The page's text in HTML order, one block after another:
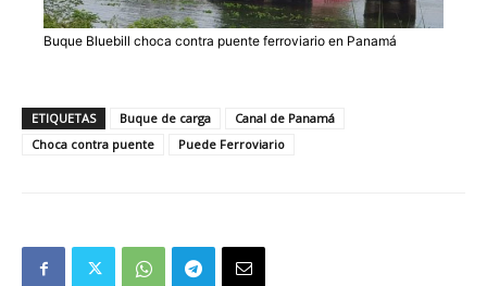
Buque Bluebill choca contra puente ferroviario en Panamá
ETIQUETAS Buque de carga
Canal de Panamá
Choca contra puente
Puede Ferroviario